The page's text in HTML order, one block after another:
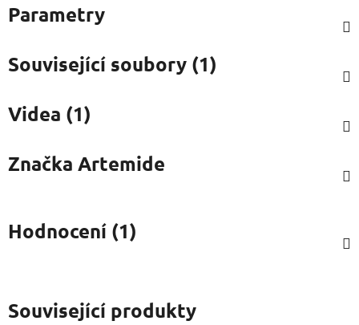
Parametry
Související soubory (1)
Videa (1)
Značka Artemide
Hodnocení (1)
Související produkty